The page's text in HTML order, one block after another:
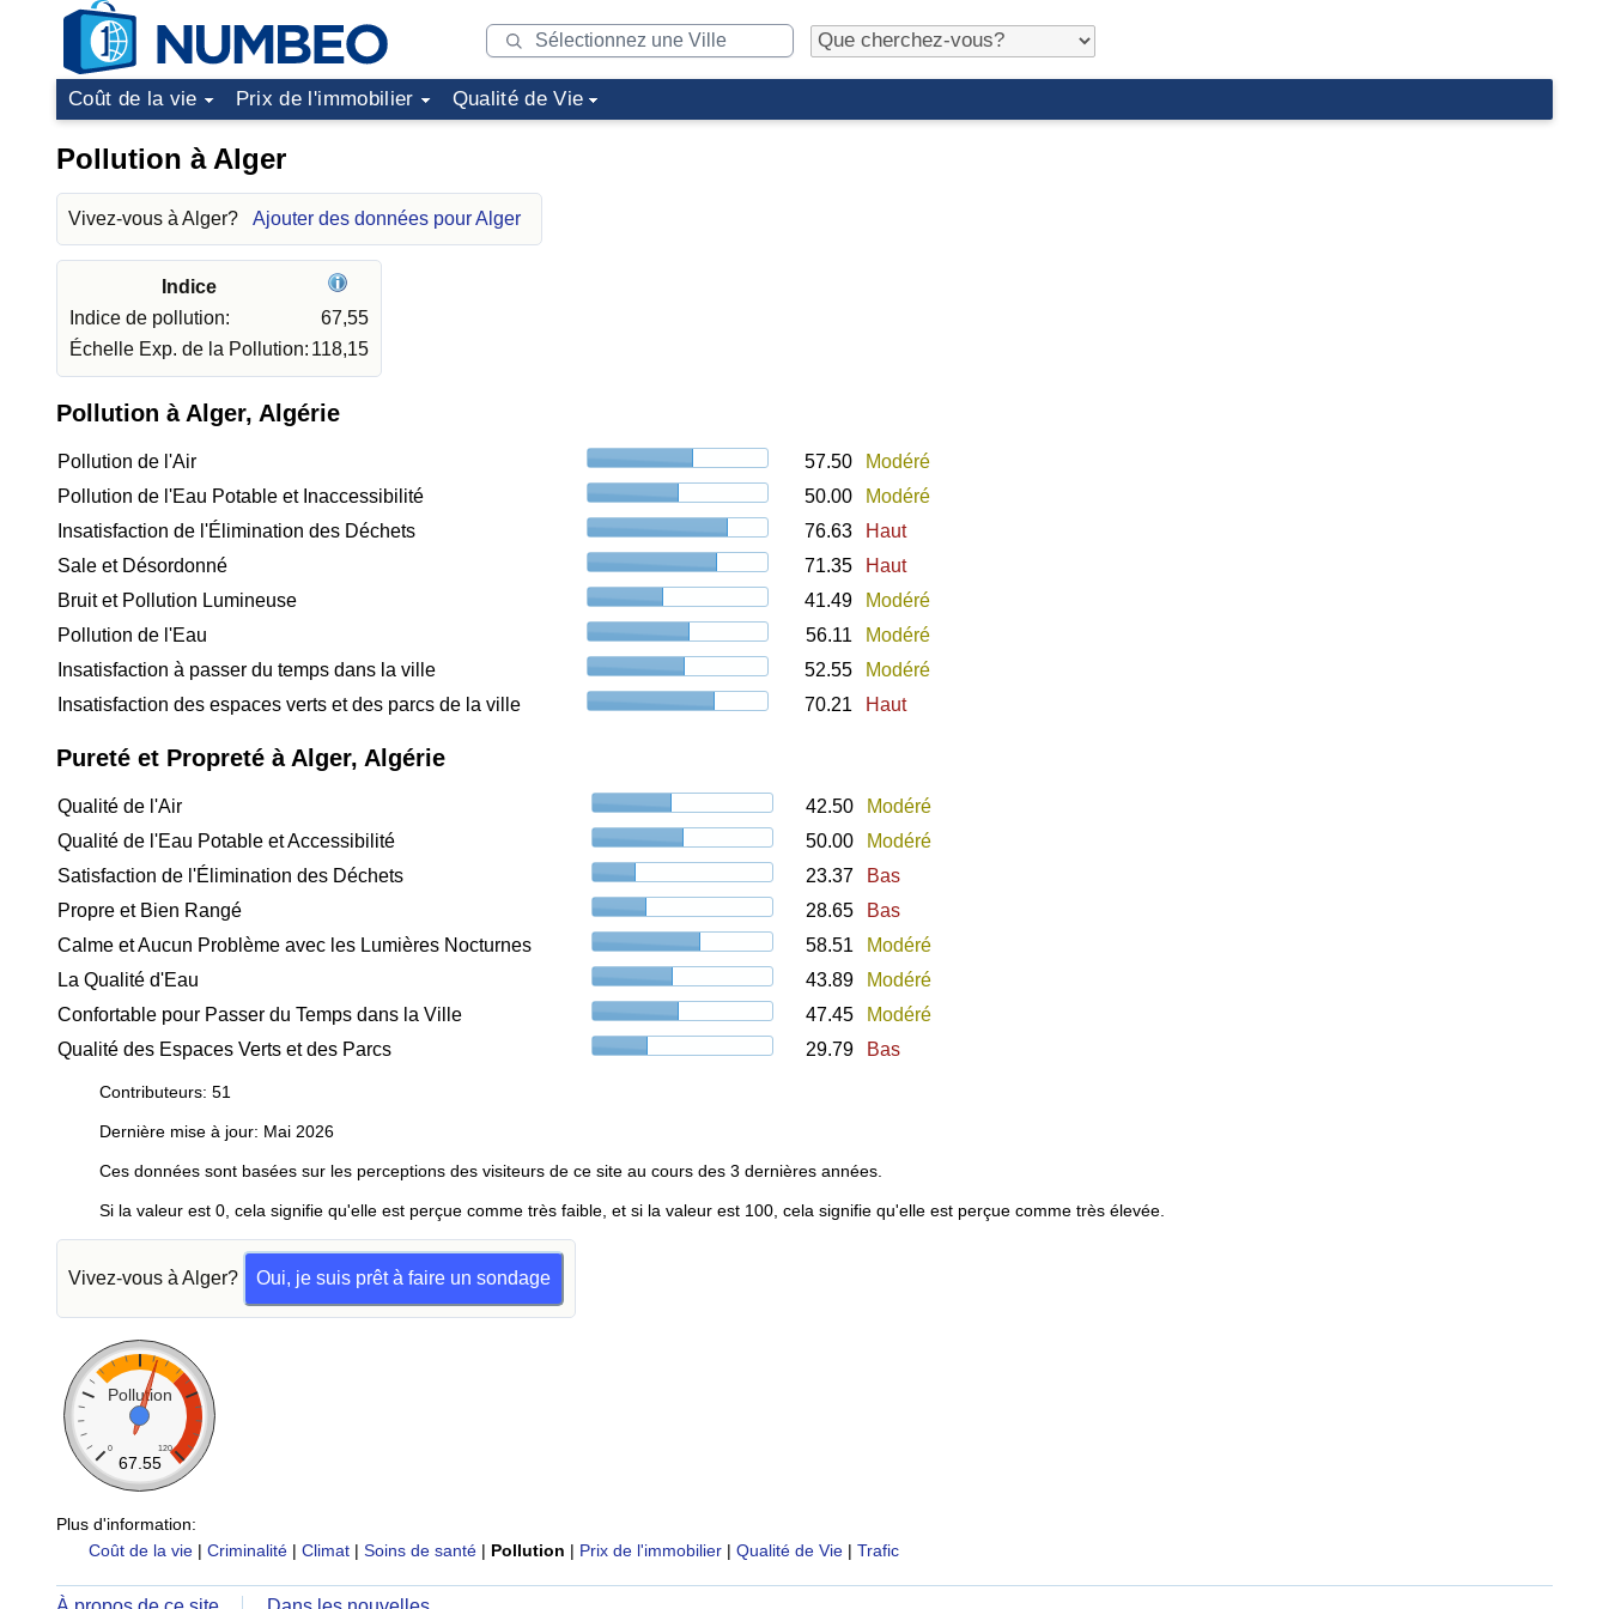
Coût de la vie Prix de l'immobilier Qualité de Vie
Pollution à Alger
Vivez-vous à Alger? Ajouter des données pour Alger
Indice
Indice de pollution:
67,55
Échelle Exp. de la Pollution: 118,15
Pollution à Alger, Algérie
Pollution de l'Air 57.50
Modéré
Pollution de l'Eau Potable et Inaccessibilité
50.00
Modéré
Insatisfaction de l'Élimination des Déchets
76.63
Haut
Sale et Désordonné
71.35
Haut
Bruit et Pollution Lumineuse
41.49
Modéré
Pollution de l'Eau
56.11
Modéré
Insatisfaction à passer du temps dans la ville
52.55
Modéré
Insatisfaction des espaces verts et des parcs de la ville
70.21 Haut
Pureté et Propreté à Alger, Algérie
Qualité de l'Air 42.50
Modéré
Qualité de l'Eau Potable et Accessibilité
50.00
Modéré
Satisfaction de l'Élimination des Déchets
23.37
Bas
Propre et Bien Rangé
28.65
Bas
Calme et Aucun Problème avec les Lumières Nocturnes
58.51
Modéré
La Qualité d'Eau
43.89
Modéré
Confortable pour Passer du Temps dans la Ville
47.45
Modéré
Qualité des Espaces Verts et des Parcs
29.79 Bas
Contributeurs: 51
Dernière mise à jour: Mai 2026
Ces données sont basées sur les perceptions des visiteurs de ce site au cours des 3 dernières années.
Si la valeur est 0, cela signifie qu'elle est perçue comme très faible, et si la valeur est 100, cela signifie qu'elle est perçue comme très élevée.
Vivez-vous à Alger? Oui, je suis prêt à faire un sondage
Pollution
0 120
67.55
Plus d'information:
Coût de la vie | Criminalité | Climat | Soins de santé | Pollution | Prix de l'immobilier | Qualité de Vie | Trafic